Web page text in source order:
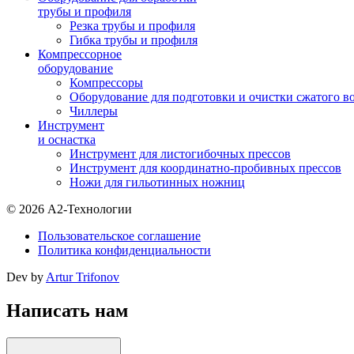
трубы и профиля
Резка трубы и профиля
Гибка трубы и профиля
Компрессорное
оборудование
Компрессоры
Оборудование для подготовки и очистки сжатого
Чиллеры
Инструмент
и оснастка
Инструмент для листогибочных прессов
Инструмент для координатно-пробивных прессов
Ножи для гильотинных ножниц
© 2026 А2-Технологии
Пользовательское соглашение
Политика конфиденциальности
Dev by Artur Trifonov
Написать нам